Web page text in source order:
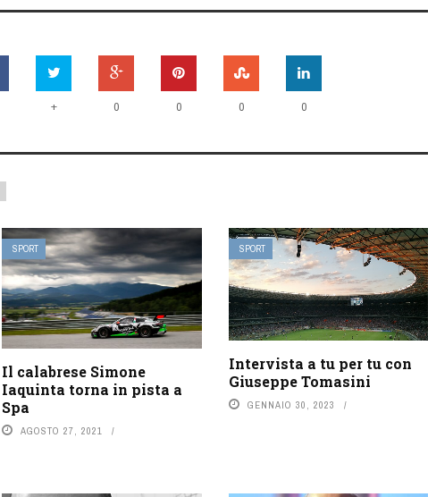
+ 0 0 0 0
SPORT
Il calabrese Simone
Iaquinta torna in pista a
Spa
AGOSTO 27, 2021
SPORT
Intervista a tu per tu con
Giuseppe Tomasini
GENNAIO 30, 2023